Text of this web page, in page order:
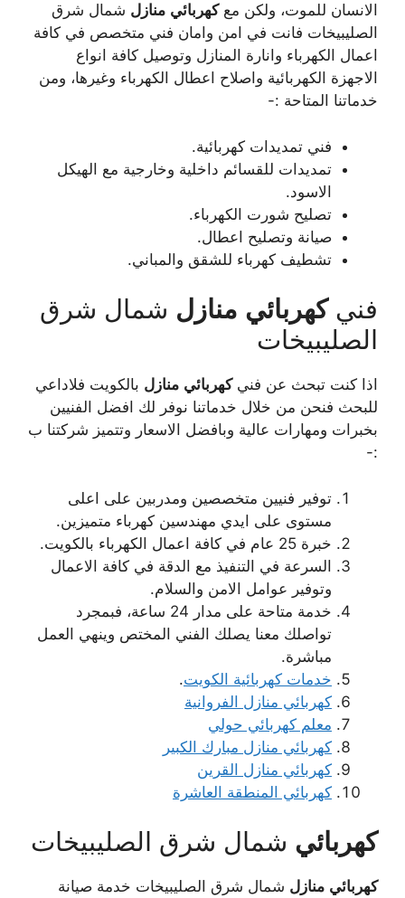
الانسان للموت، ولكن معكهربائي منازل شمال شرق
الصليبيخات فانت في امن وامان فني متخصص في كافة
اعمال الكهرباء وانارة المنازل وتوصيل كافة انواع
الاجهزة الكهربائية واصلاح اعطال الكهرباء وغيرها، ومن
خدماتنا المتاحة :-
فني تمديدات كهربائية.
تمديدات للقسائم داخلية وخارجية مع الهيكل
الاسود.
تصليح شورت الكهرباء.
صيانة وتصليح اعطال.
تشطيف كهرباء للشقق والمباني.
فنيكهربائي منازل شمال شرق
الصليبيخات
اذا كنت تبحث عن فنيكهربائي منازل بالكويت فلاداعي
للبحث فنحن من خلال خدماتنا نوفر لك افضل الفنيين
بخبرات ومهارات عالية وبافضل الاسعار وتتميز شركتنا ب
:-
توفير فنيين متخصصين ومدربين على اعلى
مستوى على ايدي مهندسين كهرباء متميزين.
خبرة 25 عام في كافة اعمال الكهرباء بالكويت.
السرعة في التنفيذ مع الدقة في كافة الاعمال
وتوفير عوامل الامن والسلام.
خدمة متاحة على مدار 24 ساعة، فبمجرد
تواصلك معنا يصلك الفني المختص وينهي العمل
مباشرة.
خدمات كهربائية الكويت.
كهربائي منازل الفروانية
معلم كهربائي حولي
كهربائي منازل مبارك الكبير
كهربائي منازل القرين
كهربائي المنطقة العاشرة
كهربائي شمال شرق الصليبيخات
كهربائي منازل شمال شرق الصليبيخات خدمة صيانة